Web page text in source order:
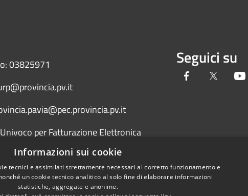
03825971
per Fatturazione Elettronica
PA) UFYCZU
Seguici su
Facebook Twitter
Informazioni sui cookie
tecnici e assimilati strettamente necessari al corretto funzionamento e
un cookie tecnico analitico al solo fine di elaborare informazioni
statistiche, aggregate e anonime.